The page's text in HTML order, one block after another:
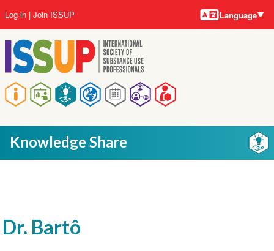
to
main
content
Main
navigation
User
account
menu
Log in Join ISSUP Language
Knowledge Share
Dr. Bartô